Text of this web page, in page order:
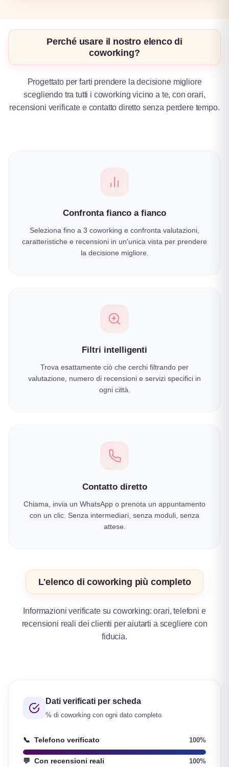
L'elenco di coworking più completo
Informazioni verificate su coworking: orari, telefoni e
recensioni reali dei clienti per aiutarti a scegliere con
fiducia.
Dati verificati per scheda
% di coworking con ogni dato completo
📞 Telefono verificato 100%
💬 Con recensioni reali 100%
Perché usare il nostro elenco di
coworking?
Progettato per farti prendere la decisione migliore
scegliendo tra tutti i coworking vicino a te, con orari,
recensioni verificate e contatto diretto senza perdere tempo.
Confronta fianco a fianco
Seleziona fino a 3 coworking e confronta valutazioni,
caratteristiche e recensioni in un'unica vista per prendere
la decisione migliore.
Filtri intelligenti
Trova esattamente ciò che cerchi filtrando per
valutazione, numero di recensioni e servizi specifici in
ogni città.
Contatto diretto
Chiama, invia un WhatsApp o prenota un appuntamento
con un clic. Senza intermediari, senza moduli, senza
attese.